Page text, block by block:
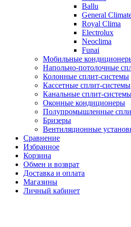
Ballu
General
Royal Clima
Electrolux
Neoclima
Funai
Мобильные
Напольно-потолоч​ные
Колонные ​​сплит-системы
Кассетные сплит-системы
Канальные сплит-
Оконные кондиционеры
Полупромышленные
Бризеры
Вентиляционные
Сравнение
Избранное
Корзина
Обмен и возврат
Доставка и оплата
Магазины
Личный кабинет